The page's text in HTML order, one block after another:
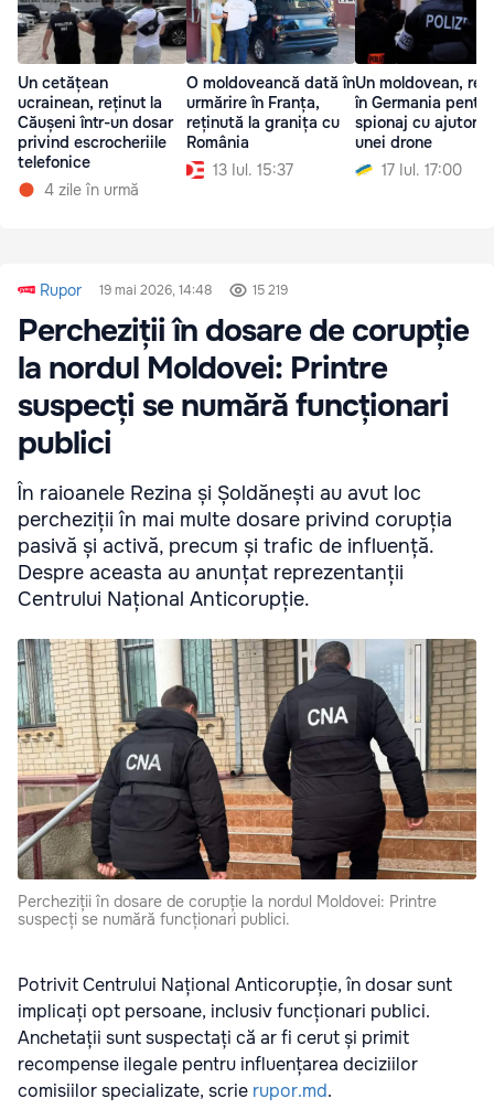
Un cetățean
ucrainean, reținut la
Căușeni într-un dosar
privind escrocheriile
telefonice
4 zile în urmă
O moldoveancă dată în
urmărire în Franța,
reținută la granița cu
România
13 Iul. 15:37
Un moldovean,
în Germania pentru
spionaj cu ajutorul
unei drone
17 Iul. 17:00
Rupor 19 mai 2026, 14:48 15 219
Percheziții în dosare de corupție
la nordul Moldovei: Printre
suspecți se numără funcționari
publici
În raioanele Rezina și Șoldănești au avut loc
percheziții în mai multe dosare privind corupția
pasivă și activă, precum și trafic de influență.
Despre aceasta au anunțat reprezentanții
Centrului Național Anticorupție.
Percheziții în dosare de corupție la nordul Moldovei: Printre
suspecți se numără funcționari publici.
Potrivit Centrului Național Anticorupție, în dosar sunt
implicați opt persoane, inclusiv funcționari publici.
Anchetații sunt suspectați că ar fi cerut și primit
recompense ilegale pentru influențarea deciziilor
comisiilor specializate, scrie rupor.md.